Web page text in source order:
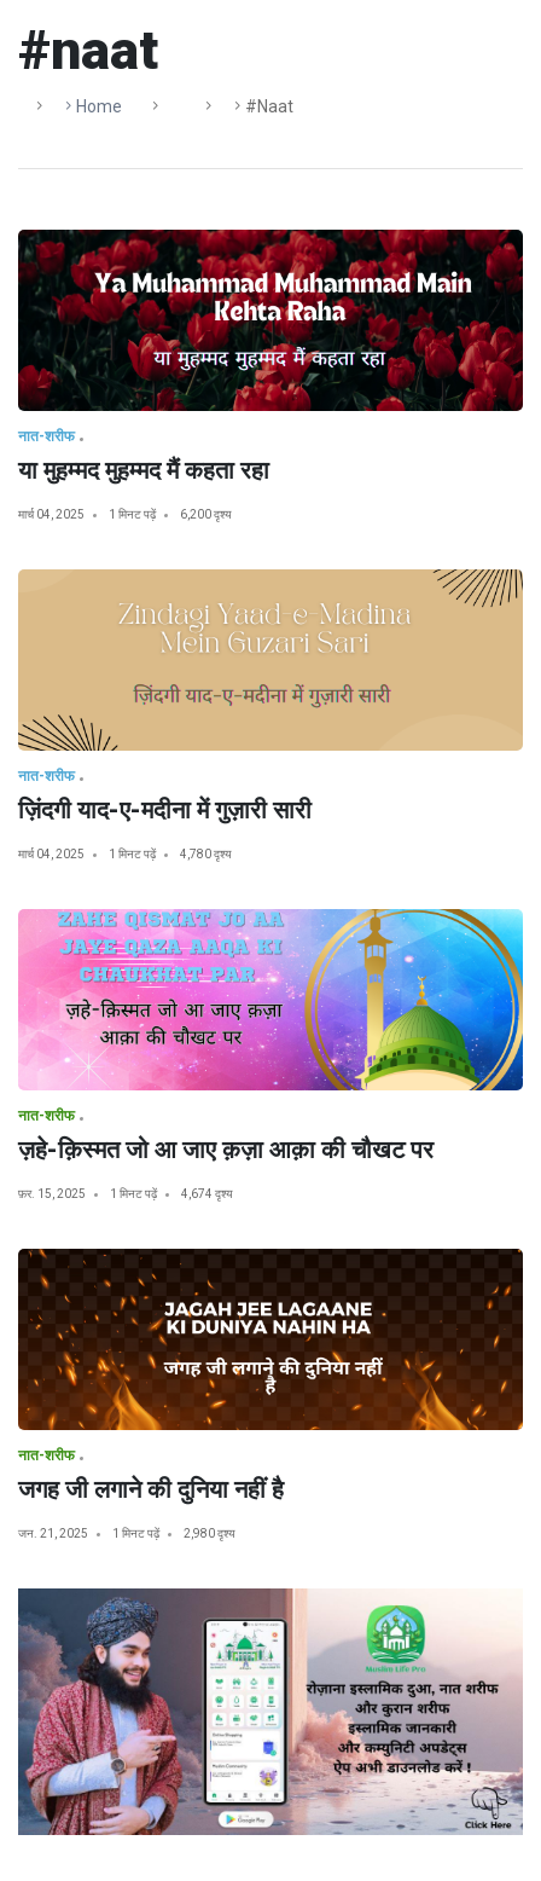
#naat
Home #naat
नात-शरीफ
या मुहम्मद मुहम्मद मैं कहता रहा
मार्च 04, 2025 1 मिनट पढ़ें 6,200 दृश्य
नात-शरीफ
ज़िंदगी याद-ए-मदीना में गुज़ारी सारी
मार्च 04, 2025 1 मिनट पढ़ें 4,780 दृश्य
नात-शरीफ
ज़हे-क़िस्मत जो आ जाए क़ज़ा आक़ा की चौखट पर
फ़र. 15, 2025 1 मिनट पढ़ें 4,674 दृश्य
नात-शरीफ
जगह जी लगाने की दुनिया नहीं है
जन. 21, 2025 1 मिनट पढ़ें 2,980 दृश्य